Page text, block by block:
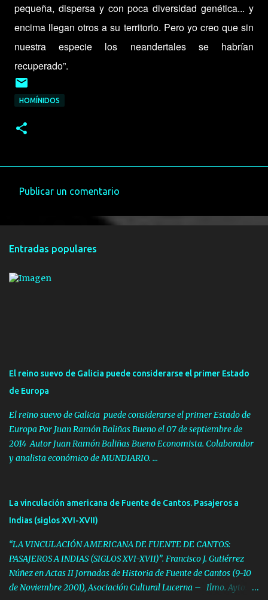
pequeña, dispersa y con poca diversidad genética... y
encima llegan otros a su territorio. Pero yo creo que sin
nuestra especie los neandertales se habrían
recuperado”.
HOMÍNIDOS
e
n
s
Publicar un comentario
Entradas populares
El reino suevo de Galicia puede considerarse el primer Estado
de Europa
El reino suevo de Galicia puede considerarse el primer Estado de
Europa Por Juan Ramón Baliñas Bueno el 07 de septiembre de
2014 Autor Juan Ramón Baliñas Bueno Economista. Colaborador
y analista económico de MUNDIARIO. ...
La vinculación americana de Fuente de Cantos. Pasajeros a
Indias (siglos XVI-XVII)
“LA VINCULACIÓN AMERICANA DE FUENTE DE CANTOS:
PASAJEROS A INDIAS (SIGLOS XVI-XVII)”. Francisco J. Gutiérrez
Núñez en Actas II Jornadas de Historia de Fuente de Cantos (9-10
de Noviembre 2001), Asociación Cultural Lucerna – Ilmo. Ayto. de